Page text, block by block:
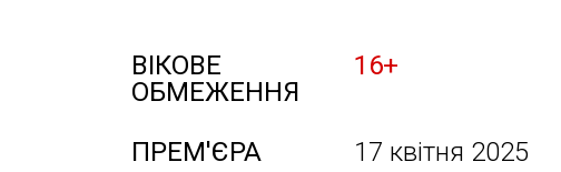
ВІКОВЕ
ОБМЕЖЕННЯ
16+
ПРЕМ'ЄРА
17 квітня 2025